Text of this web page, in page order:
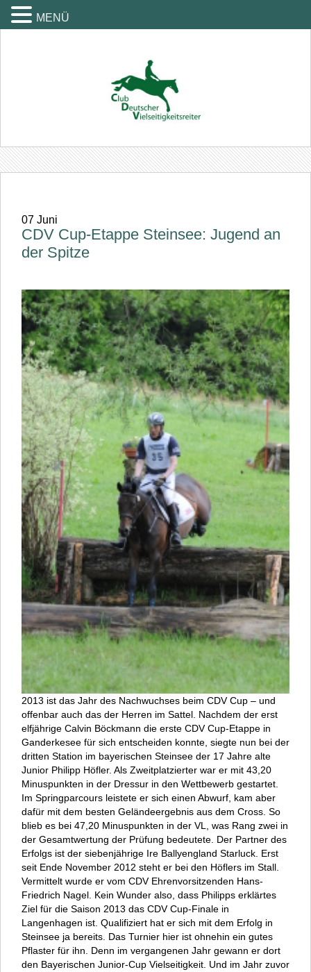
07 Juni
CDV Cup-Etappe Steinsee: Jugend an
der Spitze
2013 ist das Jahr des Nachwuchses beim CDV Cup – und
offenbar auch das der Herren im Sattel. Nachdem der erst
elfjährige Calvin Böckmann die erste CDV Cup-Etappe in
Ganderkesee für sich entscheiden konnte, siegte nun bei der
dritten Station im bayerischen Steinsee der 17 Jahre alte
Junior Philipp Höfler. Als Zweitplatzierter war er mit 43,20
Minuspunkten in der Dressur in den Wettbewerb gestartet.
Im Springparcours leistete er sich einen Abwurf, kam aber
dafür mit dem besten Geländeergebnis aus dem Cross. So
blieb es bei 47,20 Minuspunkten in der VL, was Rang zwei in
der Gesamtwertung der Prüfung bedeutete. Der Partner des
Erfolgs ist der siebenjährige Ire Ballyengland Starluck. Erst
seit Ende November 2012 steht er bei den Höflers im Stall.
Vermittelt wurde er vom CDV Ehrenvorsitzenden Hans-
Friedrich Nagel. Kein Wunder also, dass Philipps erklärtes
Ziel für die Saison 2013 das CDV Cup-Finale in
Langenhagen ist. Qualifiziert hat er sich mit dem Erfolg in
Steinsee ja bereits. Das Turnier hier ist ohnehin ein gutes
Pflaster für ihn. Denn im vergangenen Jahr gewann er dort
den Bayerischen Junior-Cup Vielseitigkeit. Und im Jahr zuvor
MENÜ